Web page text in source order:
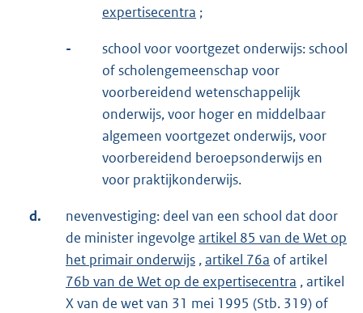
expertisecentra ;
-
school voor voortgezet onderwijs: school
of scholengemeenschap voor
voorbereidend wetenschappelijk
onderwijs, voor hoger en middelbaar
algemeen voortgezet onderwijs, voor
voorbereidend beroepsonderwijs en
voor praktijkonderwijs.
d.
nevenvestiging: deel van een school dat door
de minister ingevolge artikel 85 van de Wet op
het primair onderwijs ,artikel 76a of artikel
76b van de Wet op de expertisecentra , artikel
X van de wet van 31 mei 1995 (Stb. 319) of